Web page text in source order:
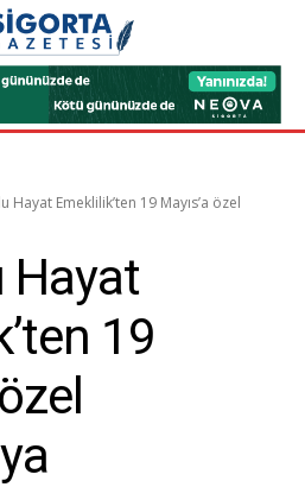
Hayat Emeklilik’ten 19 Mayıs’a özel
Hayat
19